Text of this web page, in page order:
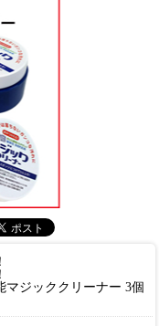
マジッククリーナー 3個